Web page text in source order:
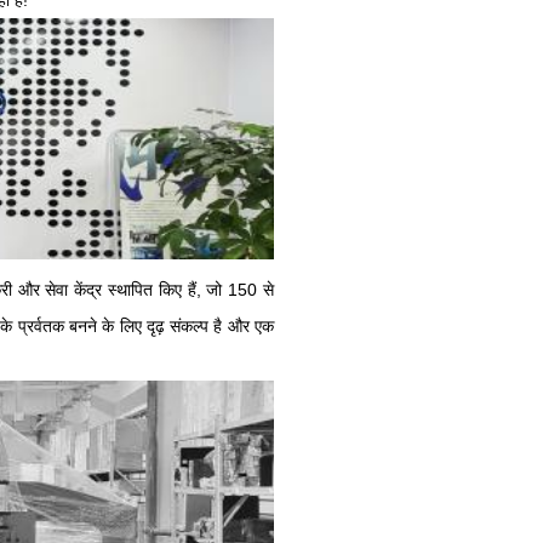
और सेवा केंद्र स्थापित किए हैं, जो 150 से
के प्रर्वतक बनने के लिए दृढ़ संकल्प है और एक